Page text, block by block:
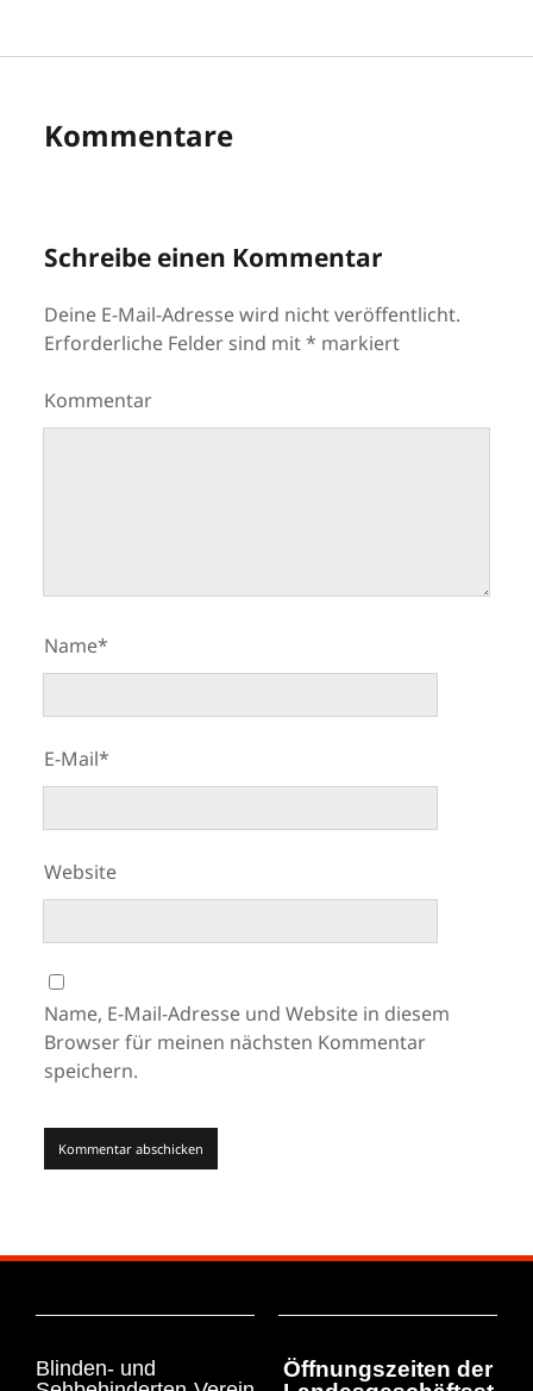
Kommentare
Schreibe einen Kommentar
Deine E-Mail-Adresse wird nicht veröffentlicht.
Erforderliche Felder sind mit* markiert
Kommentar
Name*
E-Mail*
Website
Name, E-Mail-Adresse und Website in diesem
Browser für meinen nächsten Kommentar
speichern.
Blinden- und
Öffnungszeiten der